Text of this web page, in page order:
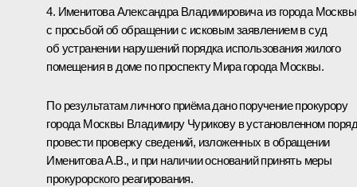
4. Именитова Александра Владимировича из города Москвы
с просьбой об обращении с исковым заявлением в суд
об устранении нарушений порядка использования жилого
помещения в доме по проспекту Мира города Москвы.
По результатам личного приёма дано поручение прокурору
города Москвы Владимиру Чурикову в установленном
провести проверку сведений, изложенных в обращении
Именитова А.В., и при наличии оснований принять меры
прокурорского реагирования.